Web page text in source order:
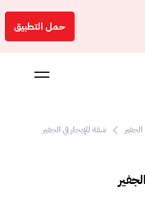
حمل التطبيق
الجفير شقة للإيجار في الجفير